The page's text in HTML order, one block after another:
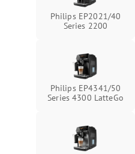
Philips EP2021/40
Series 2200
Philips EP4341/50
Series 4300 LatteGo